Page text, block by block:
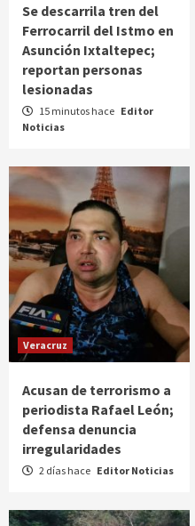
Se descarrila tren del
Ferrocarril del Istmo en
Asunción Ixtaltepec;
reportan personas
lesionadas
15 minutos hace Editor
Noticias
Veracruz
Acusan de terrorismo a
periodista Rafael León;
defensa denuncia
irregularidades
2 días hace Editor Noticias